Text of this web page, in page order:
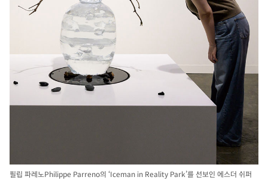
필립 파레노Philippe Parreno의 ‘Iceman in Reality Park’를 선보인 에스더 쉬퍼